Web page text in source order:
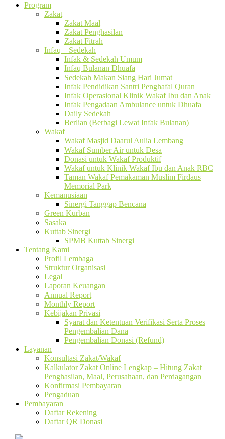
Program
Zakat
Zakat Maal
Zakat Penghasilan
Zakat Fitrah
Infaq – Sedekah
Infak & Sedekah Umum
Infaq Bulanan Dhuafa
Sedekah Makan Siang Hari Jumat
Infak Pendidikan Santri Penghafal Quran
Infak Operasional Klinik Wakaf Ibu dan Anak
Infak Pengadaan Ambulance untuk Dhuafa
Daily Sedekah
Berlian (Berbagi Lewat Infak Bulanan)
Wakaf
Wakaf Masjid Daarul Aulia Lembang
Wakaf Sumber Air untuk Desa
Donasi untuk Wakaf Produktif
Wakaf untuk Klinik Wakaf Ibu dan Anak RBC
Taman Wakaf Pemakaman Muslim Firdaus
Memorial Park
Kemanusiaan
Sinergi Tanggap Bencana
Green Kurban
Sasaka
Kuttab Sinergi
SPMB Kuttab Sinergi
Tentang Kami
Profil Lembaga
Struktur Organisasi
Legal
Laporan Keuangan
Annual Report
Monthly Report
Kebijakan Privasi
Syarat dan Ketentuan Verifikasi Serta Proses
Pengembalian Dana
Pengembalian Donasi (Refund)
Layanan
Konsultasi Zakat/Wakaf
Kalkulator Zakat Online Lengkap – Hitung Zakat
Penghasilan, Maal, Perusahaan, dan Perdagangan
Konfirmasi Pembayaran
Pengaduan
Pembayaran
Daftar Rekening
Daftar QR Donasi